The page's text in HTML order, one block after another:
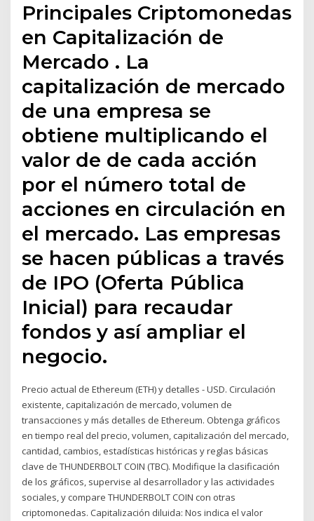
Principales Criptomonedas
en Capitalización de
Mercado . La
capitalización de mercado
de una empresa se
obtiene multiplicando el
valor de de cada acción
por el número total de
acciones en circulación en
el mercado. Las empresas
se hacen públicas a través
de IPO (Oferta Pública
Inicial) para recaudar
fondos y así ampliar el
negocio.
Precio actual de Ethereum (ETH) y detalles - USD. Circulación
existente, capitalización de mercado, volumen de
transacciones y más detalles de Ethereum. Obtenga gráficos
en tiempo real del precio, volumen, capitalización del mercado,
cantidad, cambios, estadísticas históricas y reglas básicas
clave de THUNDERBOLT COIN (TBC). Modifique la clasificación
de los gráficos, supervise al desarrollador y las actividades
sociales, y compare THUNDERBOLT COIN con otras
criptomonedas. Capitalización diluida: Nos indica el valor